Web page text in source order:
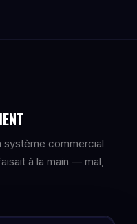
système commercial
à la main — mal,